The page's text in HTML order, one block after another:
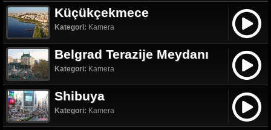
Küçükçekmece
Kategori: Kamera
Belgrad Terazije Meydanı
Kategori: Kamera
Shibuya
Kategori: Kamera